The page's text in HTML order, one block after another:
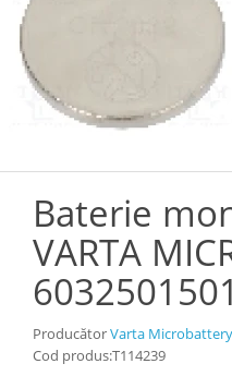
Baterie
VARTA
6032501501
ProducătorVarta Microbattery
Cod produs:T114239